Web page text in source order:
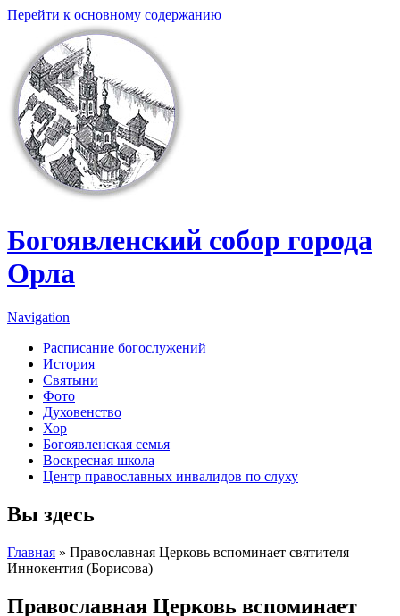
Перейти к основному содержанию
Богоявленский собор города
Орла
Navigation
Расписание богослужений
История
Святыни
Фото
Духовенство
Хор
Богоявленская семья
Воскресная школа
Центр православных инвалидов по слуху
Вы здесь
Главная » Православная Церковь вспоминает святителя
Иннокентия (Борисова)
Православная Церковь вспоминает